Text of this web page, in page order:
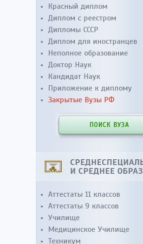
Красный диплом
Диплом с реестром
Дипломы СССР
Диплом для иностранцев
Неполное образование
Доктор Наук
Кандидат Наук
Приложение к диплому
Закрытые Вузы РФ
ПОИСК ВУЗА
И СРЕДНЕЕ
Аттестаты 11 классов
Аттестаты 9 классов
Училище
Медицинское Училище
Техникум